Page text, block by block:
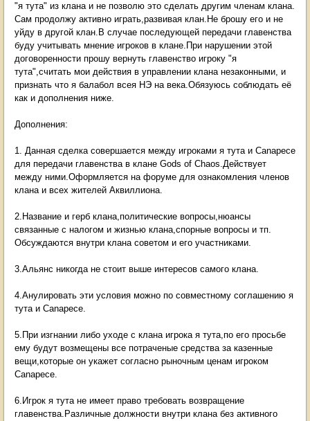
"я тута" из клана и не позволю это сделать другим членам клана.
Сам продолжу активно играть,развивая клан.Не брошу его и не
уйду в другой клан.В случае последующей передачи главенства
буду учитывать мнение игроков в клане.При нарушении этой
договоренности прошу вернуть главенство игроку "я
тута",считать мои действия в управлении клана незаконными, и
признать что я балабол всея НЭ на века.Обязуюсь соблюдать её
как и дополнения ниже.
Дополнения:
1. Данная сделка совершается между игроками я тута и Canapece
для передачи главенства в клане Gods of Chaos.Действует
между ними.Оформляется на форуме для ознакомления членов
клана и всех жителей Аквиллиона.
2.Название и герб клана,политические вопросы,нюансы
связанные с налогом и жизнью клана,спорные вопросы и тп.
Обсуждаются внутри клана советом и его участниками.
3.Альянс никогда не стоит выше интересов самого клана.
4.Анулировать эти условия можно по совместному соглашению я
тута и Canapece.
5.При изгнании либо уходе с клана игрока я тута,по его просьбе
ему будут возмещены все потраченые средства за казенные
вещи,которые он укажет согласно рыночным ценам игроком
Canapece.
6.Игрок я тута не имеет право требовать возвращение
главенства.Различные должности внутри клана без активного